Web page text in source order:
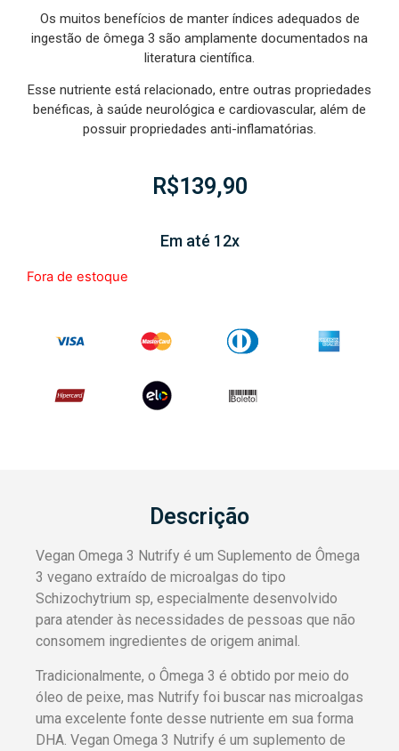
Os muitos benefícios de manter índices adequados de
ingestão de ômega 3 são amplamente documentados na
literatura científica.
Esse nutriente está relacionado, entre outras propriedades
benéficas, à saúde neurológica e cardiovascular, além de
possuir propriedades anti-inflamatórias.
R$139,90
Em até 12x
Fora de estoque
Descrição
Vegan Omega 3 Nutrify é um Suplemento de Ômega
3 vegano extraído de microalgas do tipo
Schizochytrium sp, especialmente desenvolvido
para atender às necessidades de pessoas que não
consomem ingredientes de origem animal.
Tradicionalmente, o Ômega 3 é obtido por meio do
óleo de peixe, mas Nutrify foi buscar nas microalgas
uma excelente fonte desse nutriente em sua forma
DHA. Vegan Omega 3 Nutrify é um suplemento de